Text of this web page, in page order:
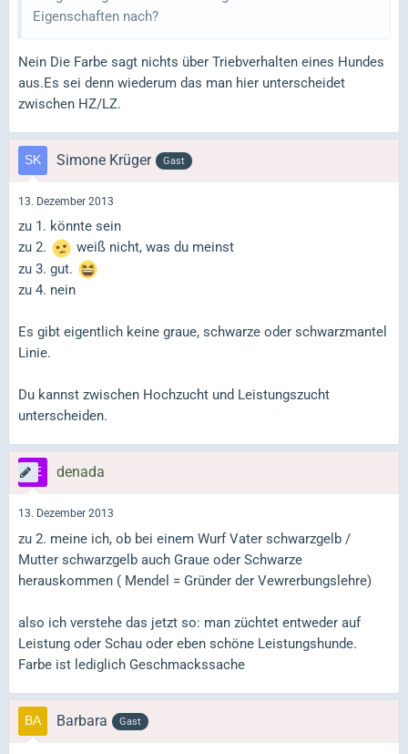
Eigenschaften nach?
Nein Die Farbe sagt nichts über Triebverhalten eines Hundes
aus.Es sei denn wiederum das man hier unterscheidet
zwischen HZ/LZ.
Simone Krüger Gast
13. Dezember 2013
zu 1. könnte sein
zu 2.
weiß nicht, was du meinst
zu 3. gut.
zu 4. nein
Es gibt eigentlich keine graue, schwarze oder schwarzmantel
Linie.
Du kannst zwischen Hochzucht und Leistungszucht
unterscheiden.
denada
13. Dezember 2013
zu 2. meine ich, ob bei einem Wurf Vater schwarzgelb /
Mutter schwarzgelb auch Graue oder Schwarze
herauskommen ( Mendel = Gründer der Vewrerbungslehre)
also ich verstehe das jetzt so: man züchtet entweder auf
Leistung oder Schau oder eben schöne Leistungshunde.
Farbe ist lediglich Geschmackssache
Barbara Gast